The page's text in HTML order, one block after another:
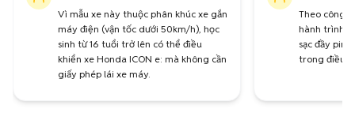
Vì mẫu xe này thuộc phân khúc xe gắn
máy điện (vận tốc dưới 50km/h), học
sinh từ 16 tuổi trở lên có thể điều
khiển xe Honda ICON e: mà không cần
giấy phép lái xe máy.
Theo công
hành trình
sạc đầy pin
trong điều